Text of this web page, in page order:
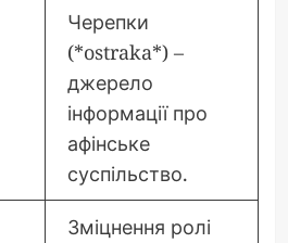
Черепки
(*ostraka*) –
джерело
інформації про
афінське
суспільство.
Зміцнення ролі